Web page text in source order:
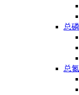
总磷
总氮